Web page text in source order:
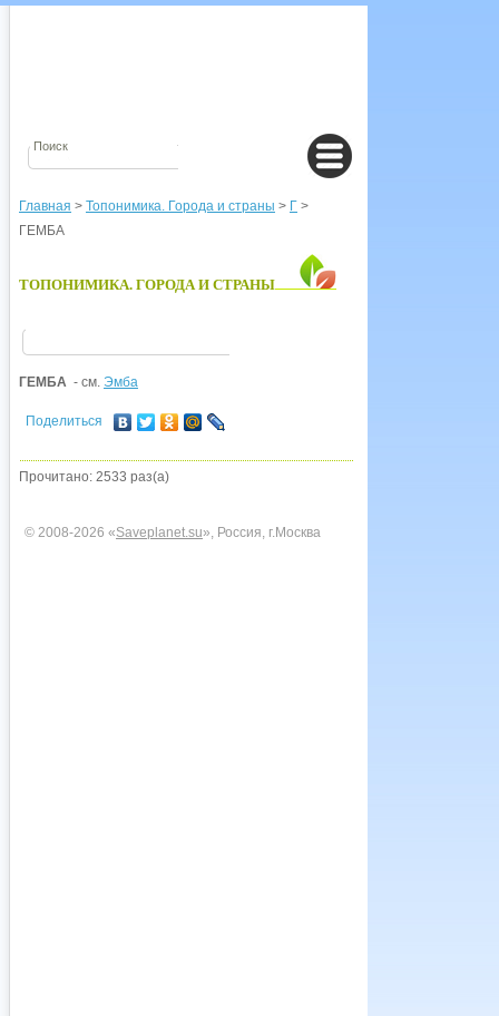
Главная > Топонимика. Города и страны > Г >
ГЕМБА
ТОПОНИМИКА. ГОРОДА И СТРАНЫ
ГЕМБА - см. Эмба
Поделиться
Прочитано: 2533 раз(а)
© 2008-2026 «Saveplanet.su», Россия, г.Москва